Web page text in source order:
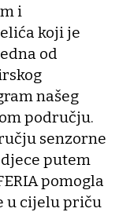
i
koji je
od
našeg
području.
senzorne
putem
pomogla
u cijelu priču